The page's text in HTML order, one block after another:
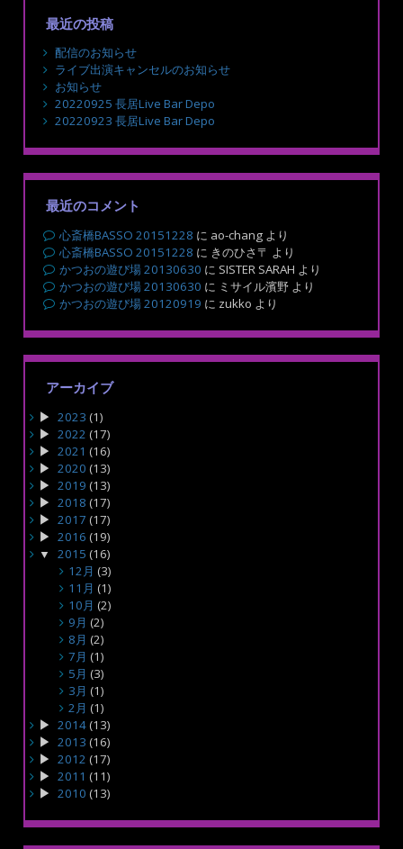
最近の投稿
配信のお知らせ
ライブ出演キャンセルのお知らせ
お知らせ
20220925 長居Live Bar Depo
20220923 長居Live Bar Depo
最近のコメント
心斎橋BASSO 20151228 に ao-chang より
心斎橋BASSO 20151228 に きのひさ〒 より
かつおの遊び場 20130630 に SISTER SARAH より
かつおの遊び場 20130630 に ミサイル濱野 より
かつおの遊び場 20120919 に zukko より
アーカイブ
2023 (1)
2022 (17)
2021 (16)
2020 (13)
2019 (13)
2018 (17)
2017 (17)
2016 (19)
2015 (16)
12月 (3)
11月 (1)
10月 (2)
9月 (2)
8月 (2)
7月 (1)
5月 (3)
3月 (1)
2月 (1)
2014 (13)
2013 (16)
2012 (17)
2011 (11)
2010 (13)